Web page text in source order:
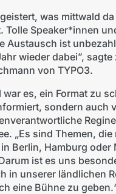
was mittwald
Tolle Speaker*innen
Austausch ist
wieder dabei”, sagte
von TYPO3.
war es, ein Format zu
sondern auch
„Es sind Themen,
Berlin, Hamburg oder
ist es uns
in unserer ländlichen
eine Bühne zu